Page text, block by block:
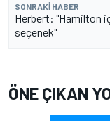
SONRAKI HABER
Herbert: "Hamilton
seçenek"
ÖNE ÇIKAN